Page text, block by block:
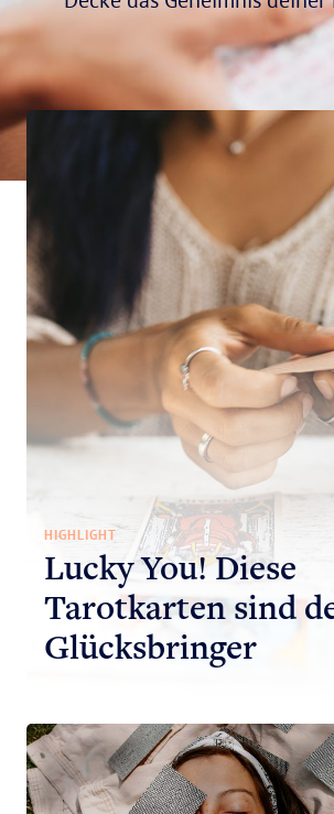
HIGHLIGHT
Lucky You! Diese
Tarotkarten sind
Glücksbringer